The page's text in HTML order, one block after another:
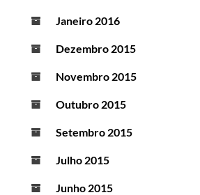
Janeiro 2016
Dezembro 2015
Novembro 2015
Outubro 2015
Setembro 2015
Julho 2015
Junho 2015